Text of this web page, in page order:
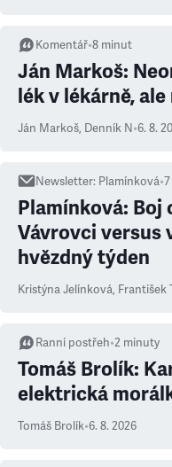
Komentář•8 minut
Ján Markoš:
lék v lékárně,
Ján Markoš, Denník N•6. 8.
Newsletter: Plamínková•7
Plamínková: Boj
Vávrovci versus
hvězdný týden
Kristýna Jelínková, František
Ranní postřeh•2 minuty
Tomáš Brolík:
elektrická
Tomáš Brolík•6. 8. 2026